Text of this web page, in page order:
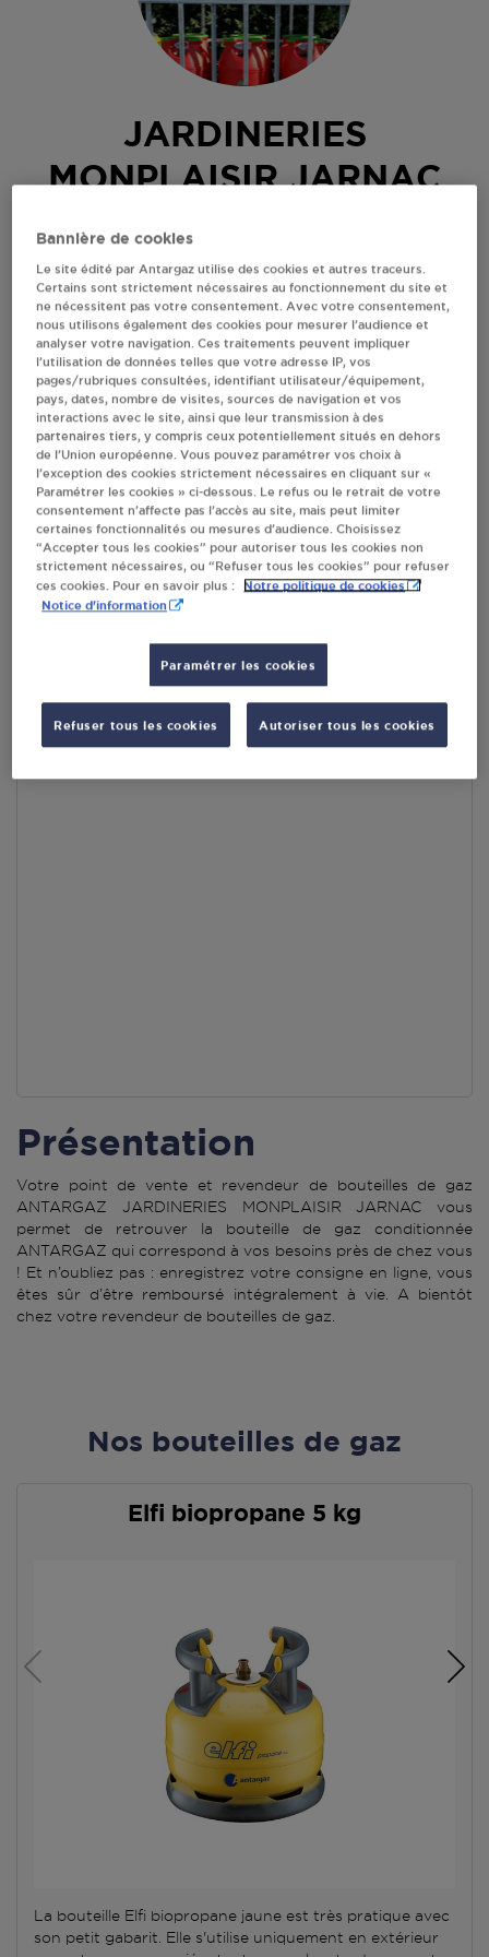
JARDINERIES
MONPLAISIR JARNAC
GAMM VERT JARNAC
16200 JARNAC
Revendeur de bouteilles de gaz
S'Y RENDRE
AFFICHER LE TÉLÉPHONE
RECEVOIR LES COORDONNÉES DU REVENDEUR
En cliquant sur « S’y rendre », j’autorise le traitement
d’informations (dont mon adresse IP) et leur transfert hors UE
par Google Maps afin d’afficher la carte.
En savoir plus
Accès
Présentation
Votre point de vente et revendeur de bouteilles de gaz
ANTARGAZ JARDINERIES MONPLAISIR JARNAC vous
permet de retrouver la bouteille de gaz conditionnée
ANTARGAZ qui correspond à vos besoins près de chez vous
! Et n’oubliez pas : enregistrez votre consigne en ligne, vous
êtes sûr d’être remboursé intégralement à vie. A bientôt
chez votre revendeur de bouteilles de gaz.
Nos bouteilles de gaz
Elfi biopropane 5 kg
La bouteille Elfi biopropane jaune est très pratique avec
son petit gabarit. Elle s'utilise uniquement en extérieur
Bannière de cookies
Le site édité par Antargaz utilise des cookies et autres traceurs.
Certains sont strictement nécessaires au fonctionnement du site et
ne nécessitent pas votre consentement. Avec votre consentement,
nous utilisons également des cookies pour mesurer l’audience et
analyser votre navigation. Ces traitements peuvent impliquer
l’utilisation de données telles que votre adresse IP, vos
pages/rubriques consultées, identifiant utilisateur/équipement,
pays, dates, nombre de visites, sources de navigation et vos
interactions avec le site, ainsi que leur transmission à des
partenaires tiers, y compris ceux potentiellement situés en dehors
de l’Union européenne. Vous pouvez paramétrer vos choix à
l’exception des cookies strictement nécessaires en cliquant sur «
Paramétrer les cookies » ci-dessous. Le refus ou le retrait de votre
consentement n’affecte pas l’accès au site, mais peut limiter
certaines fonctionnalités ou mesures d’audience. Choisissez
“Accepter tous les cookies” pour autoriser tous les cookies non
strictement nécessaires, ou “Refuser tous les cookies” pour refuser
ces cookies. Pour en savoir plus :
Notre politique de cookies
Notice d'information
Paramétrer les cookies
Refuser tous les cookies Autoriser tous les cookies